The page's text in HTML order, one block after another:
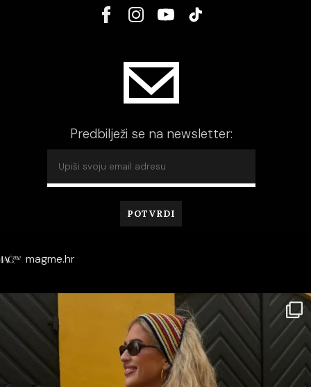
Predbilježi se na newsletter:
magme.hr